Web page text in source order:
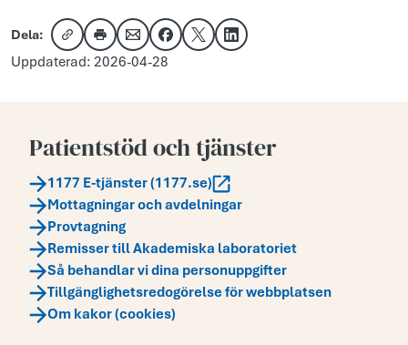
Dela:
Kopiera länk
Skriv utDela via e-post
Dela på Facebook
Dela på XDela på LinkedIn
Uppdaterad: 2026-04-28
Patientstöd och tjänster
1177 E-tjänster (1177.se)
Mottagningar och avdelningar
Provtagning
Remisser till Akademiska laboratoriet
Så behandlar vi dina personuppgifter
Tillgänglighetsredogörelse för webbplatsen
Om kakor (cookies)